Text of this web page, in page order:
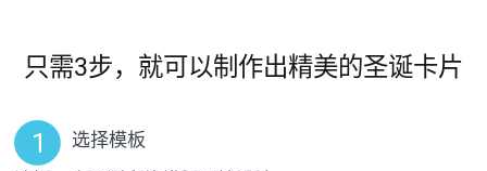
只需3步，就可以制作出精美的圣诞卡片
选择模板